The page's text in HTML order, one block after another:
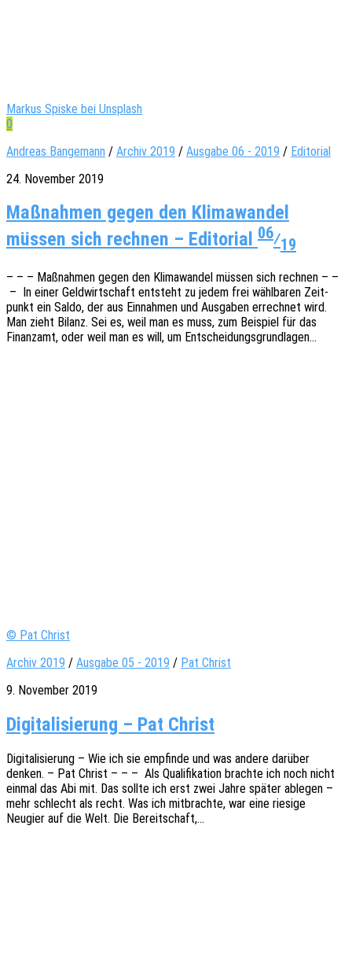
Markus Spiske bei Unsplash
0
Andreas Bangemann / Archiv 2019 / Ausgabe 06 - 2019 / Editorial
24. November 2019
Maßnahmen gegen den Klimawandel
müssen sich rechnen – Editorial 06⁄19
– – – Maßnah­men gegen den Klima­wan­del müssen sich rech­nen – –
– In einer Geld­wirt­schaft entsteht zu jedem frei wähl­ba­ren Zeit­
punkt ein Saldo, der aus Einnah­men und Ausga­ben errech­net wird.
Man zieht Bilanz. Sei es, weil man es muss, zum Beispiel für das
Finanz­amt, oder weil man es will, um Entscheidungsgrundlagen…
© Pat Christ
Archiv 2019 / Ausgabe 05 - 2019 / Pat Christ
9. November 2019
Digitalisierung – Pat Christ
Digi­ta­li­sie­rung – Wie ich sie empfin­de und was andere darüber
denken. – Pat Christ – – – Als Quali­fi­ka­ti­on brach­te ich noch nicht
einmal das Abi mit. Das sollte ich erst zwei Jahre später able­gen –
mehr schlecht als recht. Was ich mitbrach­te, war eine riesi­ge
Neugier auf die Welt. Die Bereitschaft,…